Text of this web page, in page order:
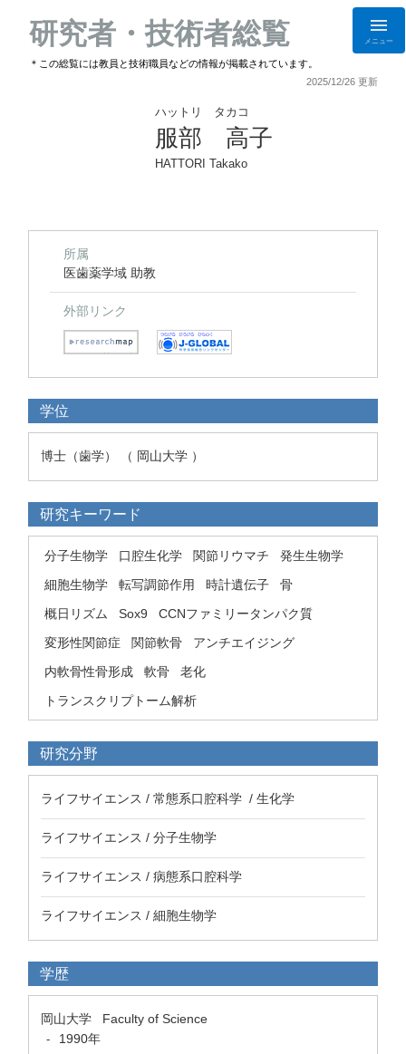
研究者・技術者総覧
＊この総覧には教員と技術職員などの情報が掲載されています。
メニュー
2025/12/26 更新
ハットリ タカコ
服部 高子
HATTORI Takako
所属
医歯薬学域 助教
外部リンク
学位
博士（歯学） （ 岡山大学 ）
研究キーワード
分子生物学 口腔生化学 関節リウマチ
発生生物学
細胞生物学
転写調節作用 時計遺伝子
骨
概日リズム
Sox9
CCNファミリータンパク質
変形性関節症
関節軟骨
アンチエイジング
内軟骨性骨形成
軟骨
老化
トランスクリプトーム解析
研究分野
ライフサイエンス / 常態系口腔科学 / 生化学
ライフサイエンス / 分子生物学
ライフサイエンス / 病態系口腔科学
ライフサイエンス / 細胞生物学
学歴
岡山大学 Faculty of Science
-
1990年